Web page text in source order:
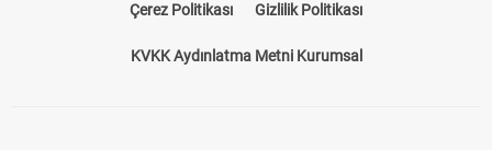
Çerez Politikası Gizlilik Politikası
KVKK Aydınlatma Metni Kurumsal